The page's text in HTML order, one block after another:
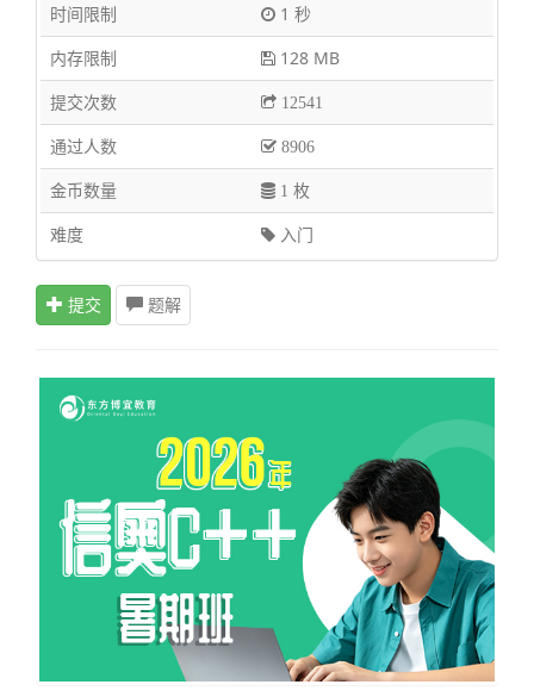
时间限制
1 秒
内存限制
128 MB
提交次数
12541
通过人数 8906
金币数量 1 枚
难度 入门
提交 题解